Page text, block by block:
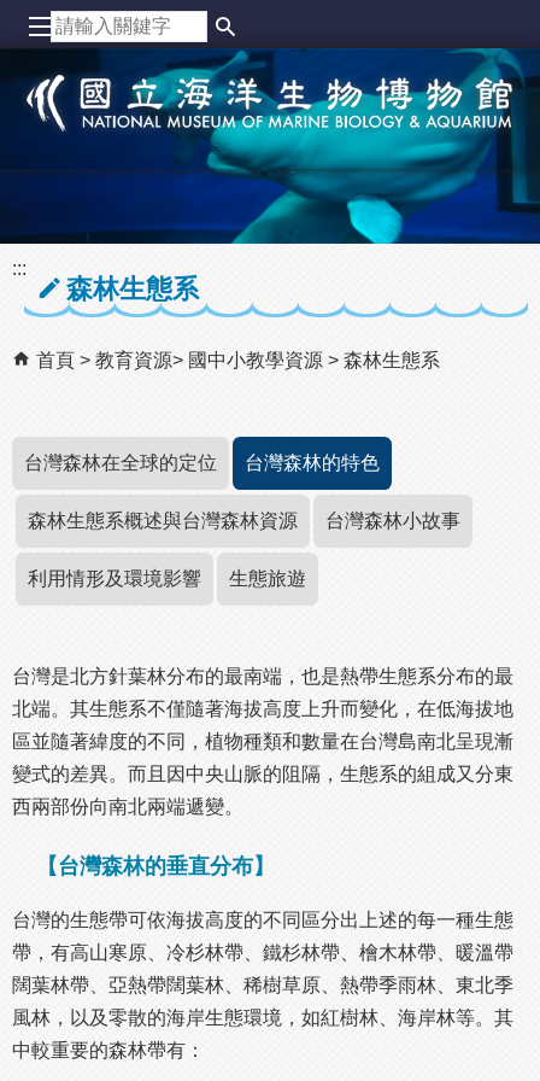
跳到主要內容區塊
:::
森林生態系
首頁 教育資源 國中小教學資源 森林生態系
台灣森林在全球的定位 台灣森林的特色
森林生態系概述與台灣森林資源 台灣森林小故事
利用情形及環境影響 生態旅遊
台灣是北方針葉林分布的最南端，也是熱帶生態系分布的最
北端。其生態系不僅隨著海拔高度上升而變化，在低海拔地
區並隨著緯度的不同，植物種類和數量在台灣島南北呈現漸
變式的差異。而且因中央山脈的阻隔，生態系的組成又分東
西兩部份向南北兩端遞變。
【台灣森林的垂直分布】
台灣的生態帶可依海拔高度的不同區分出上述的每一種生態
帶，有高山寒原、冷杉林帶、鐵杉林帶、檜木林帶、暖溫帶
闊葉林帶、亞熱帶闊葉林、稀樹草原、熱帶季雨林、東北季
風林，以及零散的海岸生態環境，如紅樹林、海岸林等。其
中較重要的森林帶有：